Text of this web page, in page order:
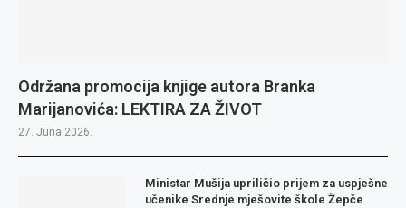
Održana promocija knjige autora Branka
Marijanovića: LEKTIRA ZA ŽIVOT
27. Juna 2026.
Ministar Mušija upriličio prijem za uspješne
učenike Srednje mješovite škole Žepče